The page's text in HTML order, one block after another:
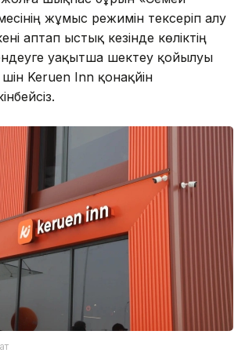
жұмыс режимін тексеріп алу
аптап ыстық кезінде көліктің
уақытша шектеу қойылуы
Keruen Inn қонақүйін